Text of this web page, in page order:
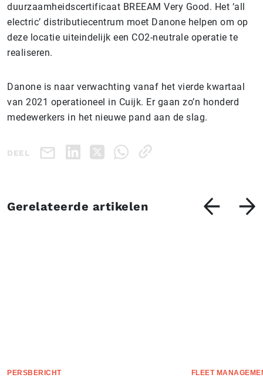
duurzaamheidscertificaat BREEAM Very Good. Het ‘all
electric’ distributiecentrum moet Danone helpen om op
deze locatie uiteindelijk een CO2-neutrale operatie te
realiseren.
Danone is naar verwachting vanaf het vierde kwartaal
van 2021 operationeel in Cuijk. Er gaan zo’n honderd
medewerkers in het nieuwe pand aan de slag.
DEEL
Gerelateerde artikelen
PERSBERICHT FLEET